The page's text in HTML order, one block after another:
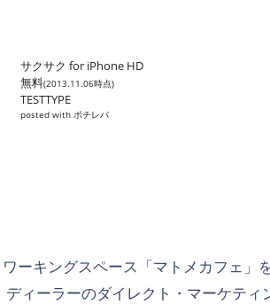
サクサク for iPhone HD
無料(2013.11.06時点)
TESTTYPE
posted with ポチレバ
ーキングスペース「マトメカフェ」
ディーラーのダイレクト・マーケテ